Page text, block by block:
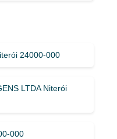
24000-000
LTDA Niterói
000